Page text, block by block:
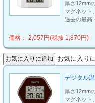
厚さ12mm
マグネット
過去の最高
価格： 2,057円(税抜 1,870円)
お気に入り
デジタル
厚さ12mm
マグネット